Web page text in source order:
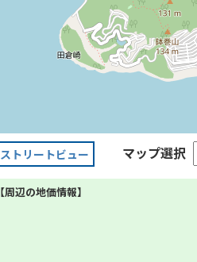
ストリートビュー マップ選択
【周辺の地価情報】